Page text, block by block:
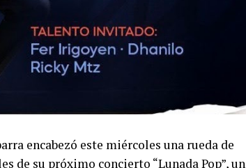
encabezó este miércoles una rueda de
de su próximo concierto “Lunada Pop”, un